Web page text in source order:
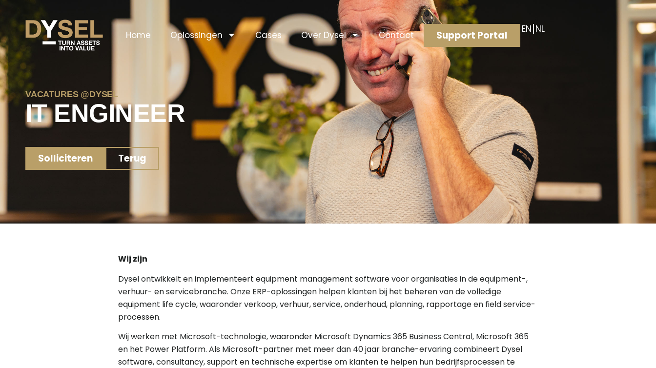
Home Oplossingen Cases Over Dysel Contact Support Portal EN NL
VACATURES @DYSEL
IT ENGINEER
Solliciteren Terug
Wij zijn
Dysel ontwikkelt en implementeert equipment management software voor organisaties in de equipment-,
verhuur- en servicebranche. Onze ERP-oplossingen helpen klanten bij het beheren van de volledige
equipment life cycle, waaronder verkoop, verhuur, service, onderhoud, planning, rapportage en field service-
processen.
Wij werken met Microsoft-technologie, waaronder Microsoft Dynamics 365 Business Central, Microsoft 365
en het Power Platform. Als Microsoft-partner met meer dan 40 jaar branche-ervaring combineert Dysel
software, consultancy, support en technische expertise om klanten te helpen hun bedrijfsprocessen te